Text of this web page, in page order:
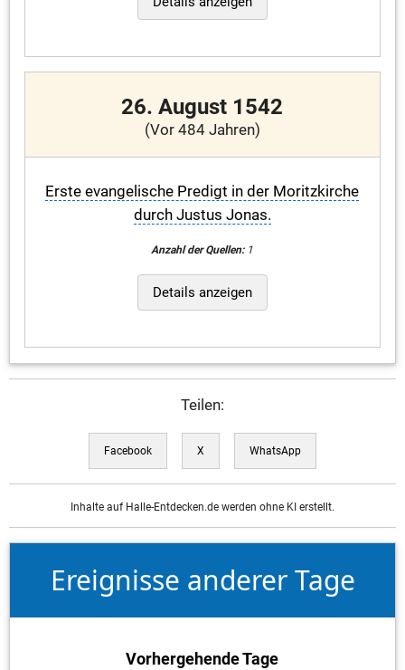
26. August 1542
(Vor 484 Jahren)
Erste evangelische Predigt in der Moritzkirche
durch Justus Jonas.
Anzahl der Quellen:1
Details anzeigen
Teilen:
Facebook X WhatsApp
Inhalte auf Halle-Entdecken.de werden ohne KI erstellt.
Ereignisse anderer Tage
Vorhergehende Tage